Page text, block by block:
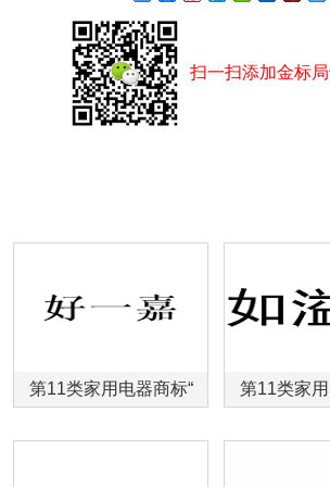
扫一扫添加金标
第11类家用电器商标“ 第11类家